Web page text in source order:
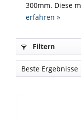
300mm. Diese
erfahren »
Filtern